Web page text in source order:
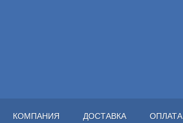
КОМПАНИЯ ДОСТАВКА ОПЛАТА